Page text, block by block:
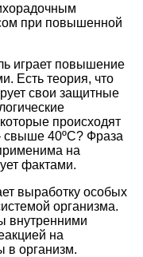
при повышенной
играет повышение
Есть теория, что
свои защитные
происходят
свыше 40ºС? Фраза
на
фактами.
выработку особых
организма.
внутренними
на
в организм.